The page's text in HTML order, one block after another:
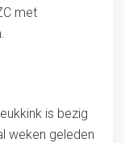
met
is bezig
weken geleden